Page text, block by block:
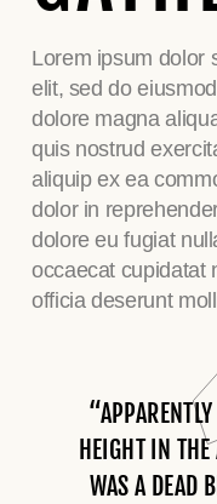
Lorem ipsum dolor
elit, sed do
dolore magna
quis nostrud
aliquip ex ea
dolor in
dolore eu fugiat
occaecat cupidatat
officia deserunt
HEIGHT IN
WAS A DEAD